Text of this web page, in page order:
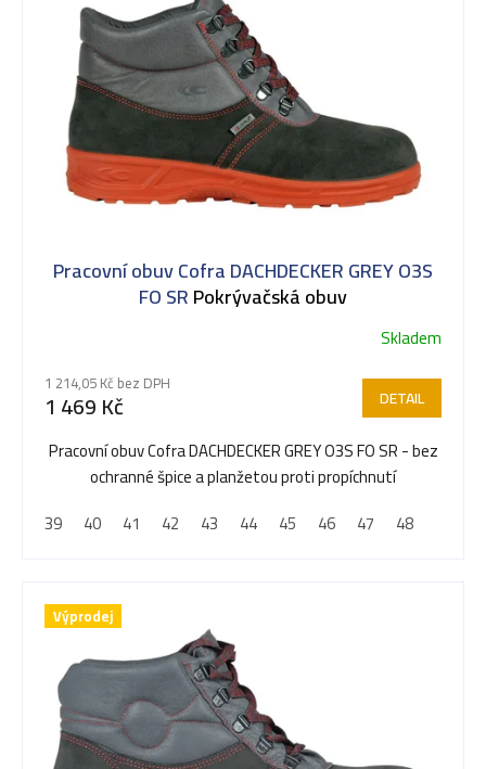
Pracovní obuv Cofra DACHDECKER GREY O3S
FO SRPokrývačská obuv
Skladem
1 214,05 Kč bez DPH
1 469 Kč DETAIL
Pracovní obuv Cofra DACHDECKER GREY O3S FO SR - bez
ochranné špice a planžetou proti propíchnutí
39
40 41 42 43 44 45 46 47 48
Výprodej